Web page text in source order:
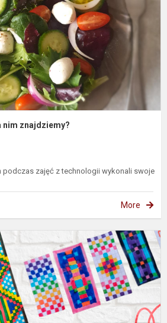
nim znajdziemy?
podczas zajęć z technologii wykonali swoje
More